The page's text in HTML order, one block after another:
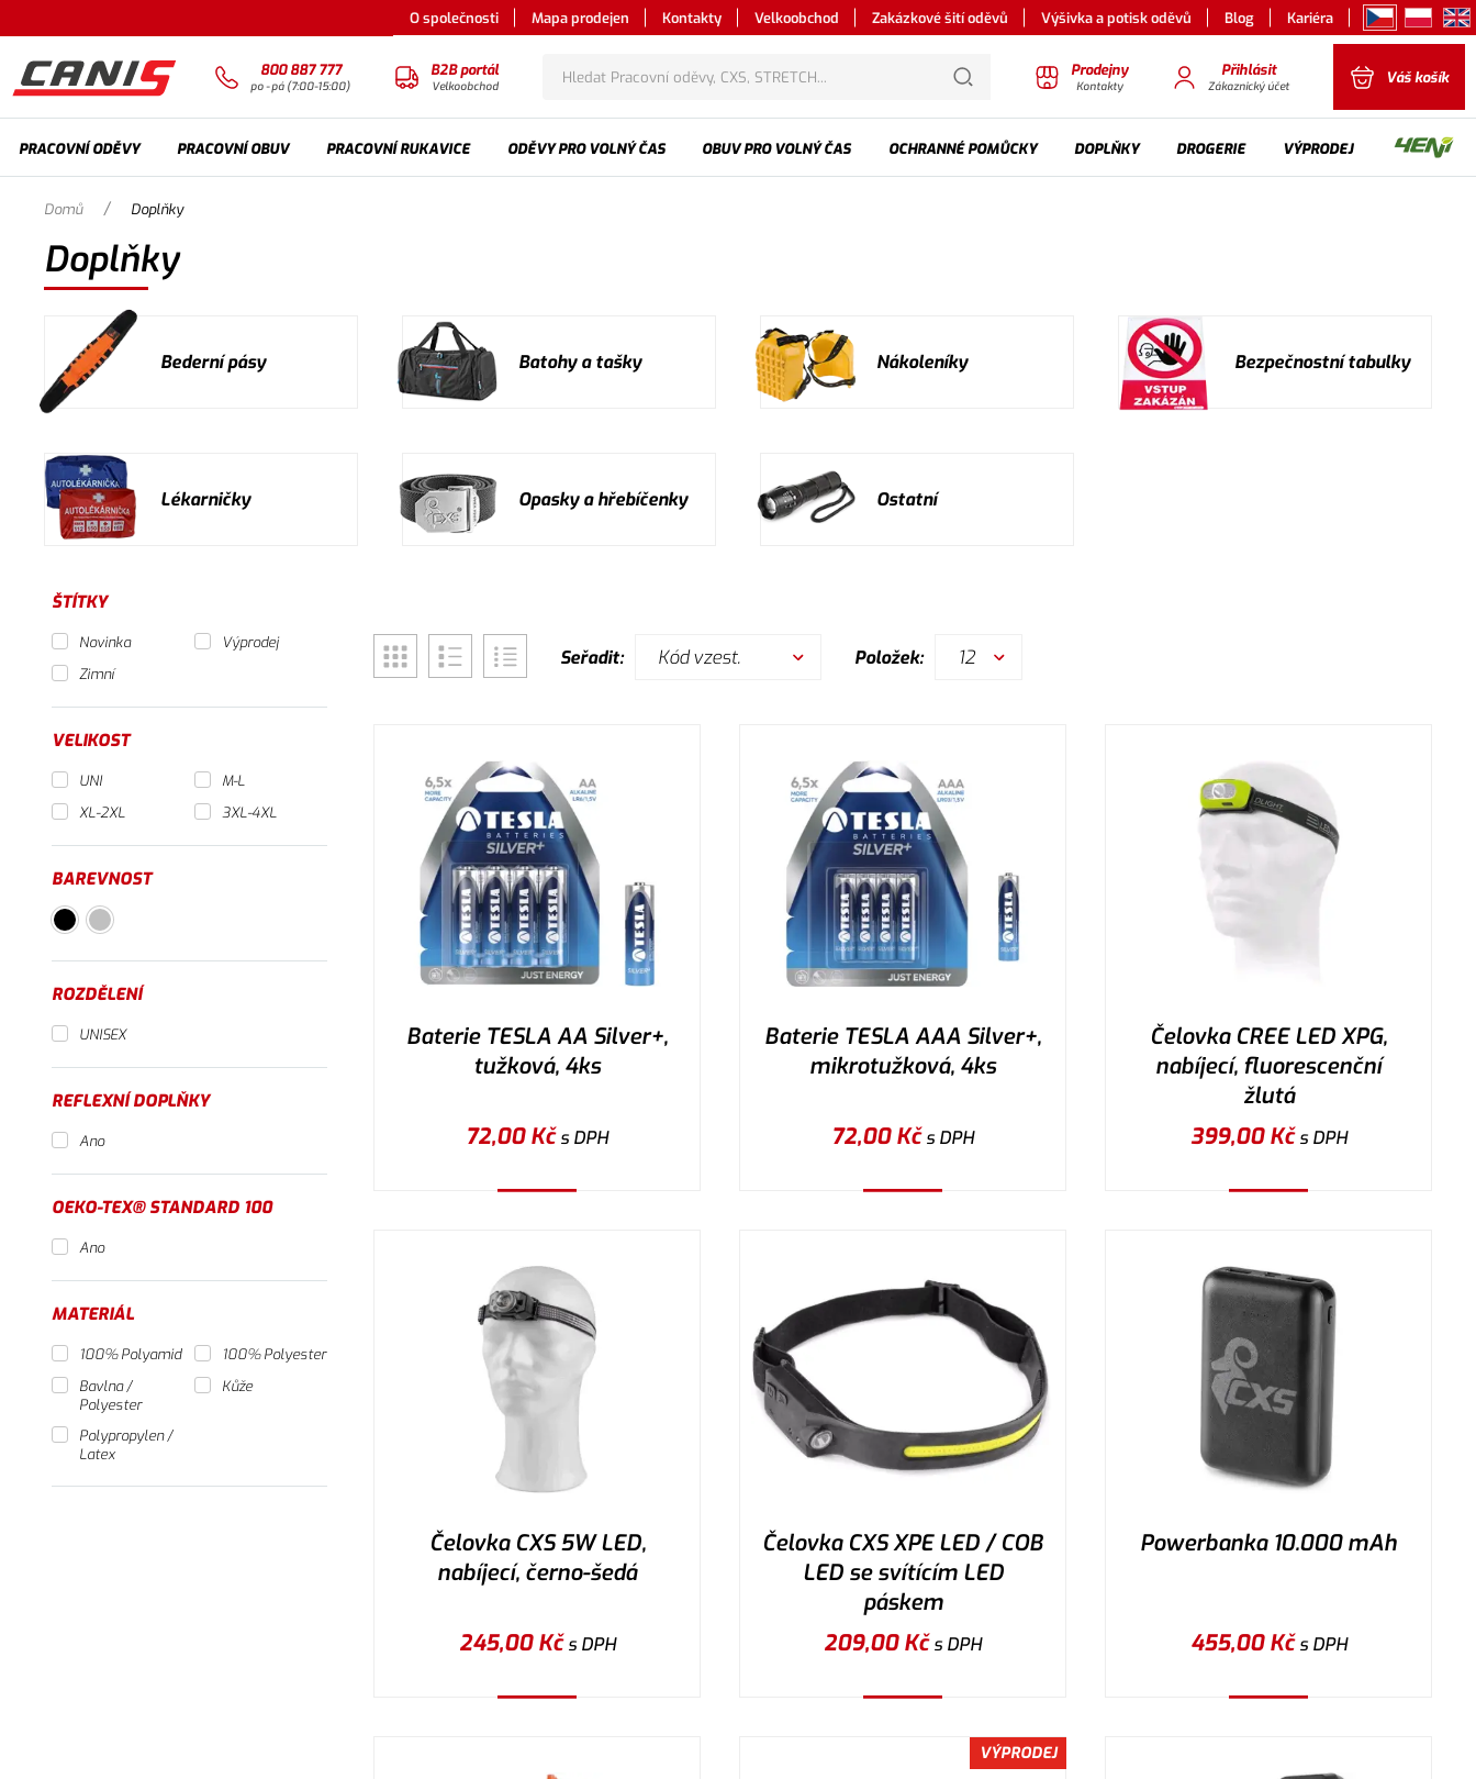
O společnosti Mapa prodejen Kontakty Velkoobchod Zakázkové šití oděvů Výšivka a potisk oděvů Blog Kariéra
800 887 777
po - pá (7:00-15:00)
B2B portál
Velkoobchod
Prodejny
Kontakty
Přihlásit
Zákaznický účet Váš košík
PRACOVNÍ ODĚVY PRACOVNÍ OBUV PRACOVNÍ RUKAVICE ODĚVY PRO VOLNÝ ČAS OBUV PRO VOLNÝ ČAS OCHRANNÉ POMŮCKY DOPLŇKY DROGERIE VÝPRODEJ
Domů / Doplňky
Doplňky
Bederní pásy Batohy a tašky Nákoleníky Bezpečnostní tabulky
Lékarničky Opasky a hřebíčenky Ostatní
ŠTÍTKY
Novinka
Výprodej
Zimní
VELIKOST
UNI
M-L
XL-2XL
3XL-4XL
BAREVNOST
ROZDĚLENÍ
UNISEX
REFLEXNÍ DOPLŇKY
Ano
OEKO-TEX® STANDARD 100
Ano
MATERIÁL
100% Polyamid
100% Polyester
Bavlna /
Polyester
Kůže
Polypropylen /
Latex
Seřadit: Kód vzest. Položek: 12
Baterie TESLA AA Silver+,
tužková, 4ks
72,00Kčs DPH
Baterie TESLA AAA Silver+,
mikrotužková, 4ks
72,00Kčs DPH
Čelovka CREE LED XPG,
nabíjecí, fluorescenční
žlutá
399,00Kčs DPH
Čelovka CXS 5W LED,
nabíjecí, černo-šedá
245,00Kčs DPH
Čelovka CXS XPE LED / COB
LED se svítícím LED
páskem
209,00Kčs DPH
Powerbanka 10.000 mAh
455,00Kčs DPH
VÝPRODEJ